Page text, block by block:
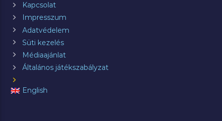
Kapcsolat
Impresszum
Adatvédelem
Süti kezelés
Médiaajánlat
Általános játékszabályzat
English